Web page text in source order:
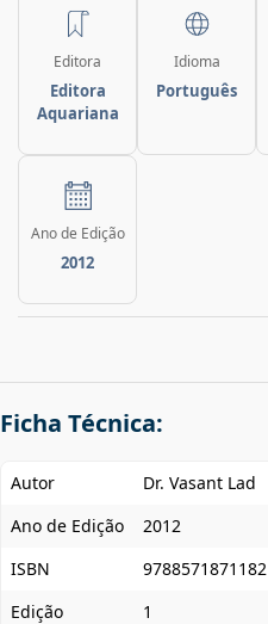
Editora
Editora
Aquariana
Idioma
Português
Ano de Edição
2012
Ficha Técnica:
Autor
Dr. Vasant Lad
Ano de Edição
2012
ISBN
9788571871182
Edição
1